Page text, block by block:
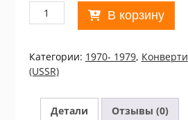
Количество
товара
СРСР
1977.
Пусть
всегда
будет
В корзину
Категории: 1970- 1979, Конверти
(USSR)
Детали Отзывы (0)